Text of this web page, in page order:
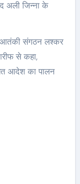
अली जिन्ना के
आतंकी संगठन लश्कर
से कहा,
आदेश का पालन